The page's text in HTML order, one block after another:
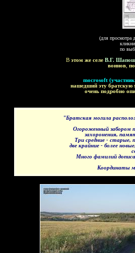
(для просмотра
по
В этом же селе В.Г.
воинов,
mocrosoft
нашедший эту братскую
очень подробно
"Братская могила
Огороженный забором
захоронения,
Три средние - старые,
две крайние - более
Много фамилий
Координаты